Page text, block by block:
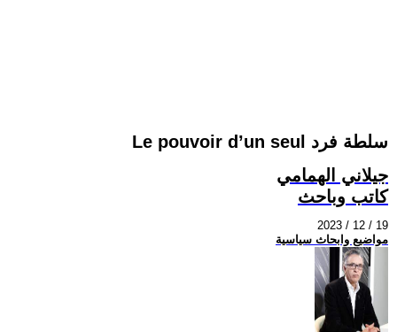
Le pouvoir d’un seul سلطة فرد
جيلاني الهمامي
كاتب وباحث
2023 / 12 / 19
مواضيع وابحاث سياسية